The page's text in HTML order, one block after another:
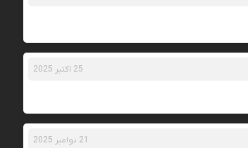
25 اکتبر 2025
21 نوامبر 2025